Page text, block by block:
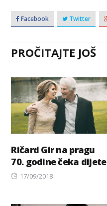
Facebook Twitter
PROČITAJTE JOŠ
Ričard Gir na pragu
70. godine čeka dijete
Posted
17/09/2018